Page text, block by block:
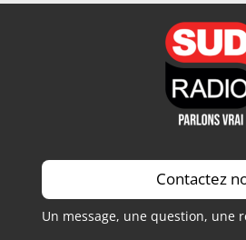
Contactez
Un message, une question, une